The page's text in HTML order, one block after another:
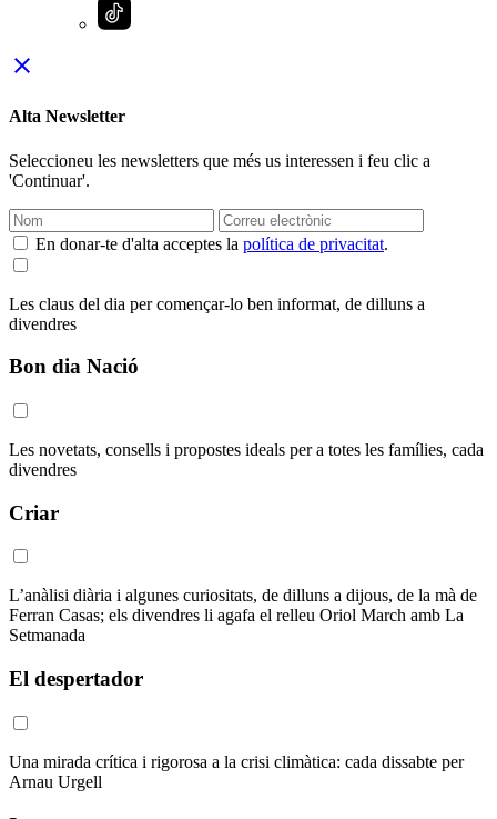
close
Alta Newsletter
Seleccioneu les newsletters que més us interessen i feu clic a
'Continuar'.
En donar-te d'alta acceptes la política de privacitat.
Les claus del dia per començar-lo ben informat, de dilluns a
divendres
Bon dia Nació
Les novetats, consells i propostes ideals per a totes les famílies, cada
divendres
Criar
L’anàlisi diària i algunes curiositats, de dilluns a dijous, de la mà de
Ferran Casas; els divendres li agafa el relleu Oriol March amb La
Setmanada
El despertador
Una mirada crítica i rigorosa a la crisi climàtica: cada dissabte per
Arnau Urgell